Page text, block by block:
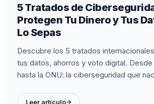
5 Tratados de
Protegen Tu Dinero y Tus
Lo Sepas
Descubre los 5 tratados
tus datos, ahorros y voto digital.
hasta la ONU: la ciberseguridad que
Leer artículo→